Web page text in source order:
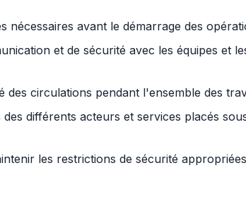
nécessaires avant le démarrage des
et de sécurité avec les équipes et
des circulations pendant l'ensemble des
différents acteurs et services placés
les restrictions de sécurité appropriées